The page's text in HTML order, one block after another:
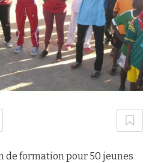
de formation pour 50 jeunes